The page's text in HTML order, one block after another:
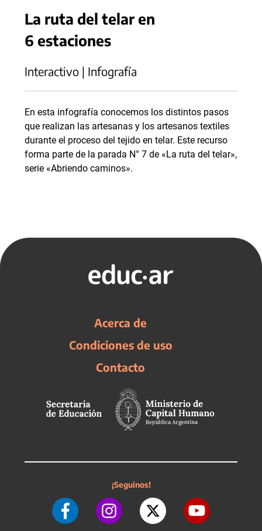
La ruta del telar en
6 estaciones
Interactivo | Infografía
En esta infografía conocemos los distintos pasos
que realizan las artesanas y los artesanos textiles
durante el proceso del tejido en telar. Este recurso
forma parte de la parada N° 7 de «La ruta del telar»,
serie «Abriendo caminos».
Acerca de
Condiciones de uso
Contacto
¡Seguinos!